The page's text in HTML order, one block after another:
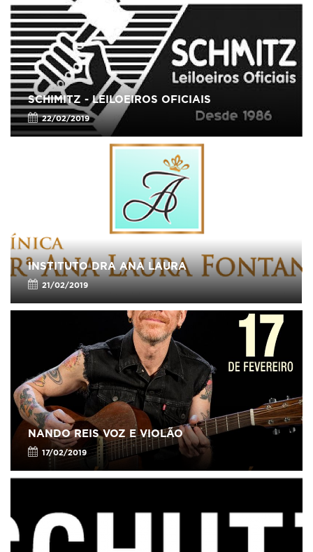
SCHIMITZ - LEILOEIROS OFICIAIS
22/02/2019
INSTITUTO DRA ANA LAURA
21/02/2019
NANDO REIS VOZ E VIOLÃO
17/02/2019